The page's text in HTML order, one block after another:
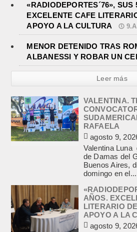
«RADIODEPORTES´76», SUS
EXCELENTE CAFE
APOYO A LA CULTURA
MENOR DETENIDO TRAS
ALBANESSI Y ROBAR UN
Leer más
VALENTINA.
RAFAELA
agosto 9,
Valentina Luna
de Damas del
Buenos Aires,
domingo en el...
AÑOS.
LITERARIO
APOYO A LA
agosto 9,